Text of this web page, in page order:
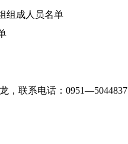
组成人员名单
，联系电话： 0951—5044837